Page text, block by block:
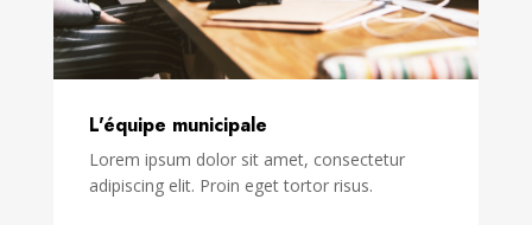
L'équipe municipale
Lorem ipsum dolor sit amet, consectetur
adipiscing elit. Proin eget tortor risus.